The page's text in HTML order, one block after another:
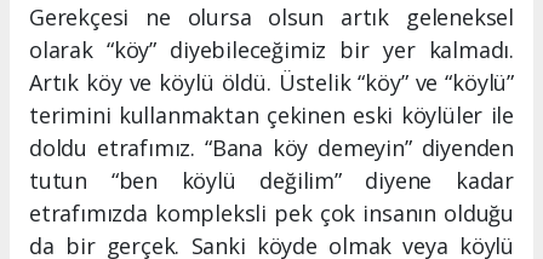
Gerekçesi ne olursa olsun artık geleneksel
olarak “köy” diyebileceğimiz bir yer kalmadı.
Artık köy ve köylü öldü. Üstelik “köy” ve “köylü”
terimini kullanmaktan çekinen eski köylüler ile
doldu etrafımız. “Bana köy demeyin” diyenden
tutun “ben köylü değilim” diyene kadar
etrafımızda kompleksli pek çok insanın olduğu
da bir gerçek. Sanki köyde olmak veya köylü